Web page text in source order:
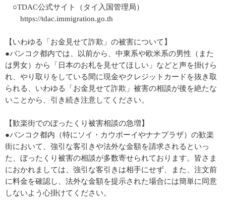
○TDAC公式サイト（タイ入国管理局）
https://tdac.immigration.go.th
【いわゆる「お金見せて詐欺」の被害について】
●バンコク都内では、以前から、中東系や欧米系の男性（また
は男女）から「日本のお札を見せてほしい」などと声を掛けら
れ、やり取りをしている間に現金やクレジットカードを抜き取
られる、いわゆる「お金見せて詐欺」被害の相談が後を絶たな
いことから、引き続き注意してください。
【歓楽街でのぼったくり被害相談の急増】
●バンコク都内（特にソイ・カウボーイやナナプラザ）の歓楽
街において、強引な客引きや法外な金額を請求されるといっ
た、ぼったくり被害の相談が多数寄せられております。皆さま
におかれましては、強引な客引きは相手にせず、また、注文前
に料金を確認し、法外な金額を提示された場合には簡単に同意
しないよう心掛けてください。